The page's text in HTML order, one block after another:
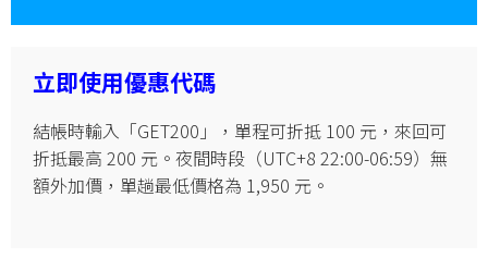
立即使用優惠代碼
結帳時輸入「GET200」，單程可折抵 100 元，來回可
折抵最高 200 元。夜間時段（UTC+8 22:00-06:59）無
額外加價，單趟最低價格為 1,950 元。